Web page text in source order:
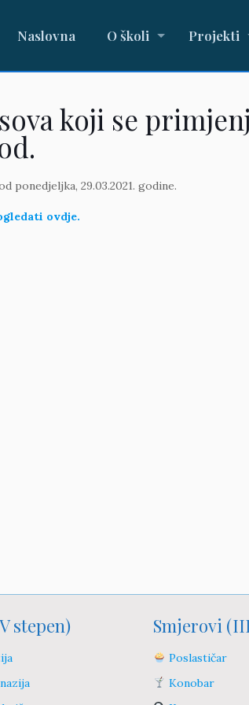
Naslovna O školi Projekti
koji se
ponedjeljka, 29.03.2021. godine.
ovdje.
stepen) Smjerovi
Poslastičar
Konobar